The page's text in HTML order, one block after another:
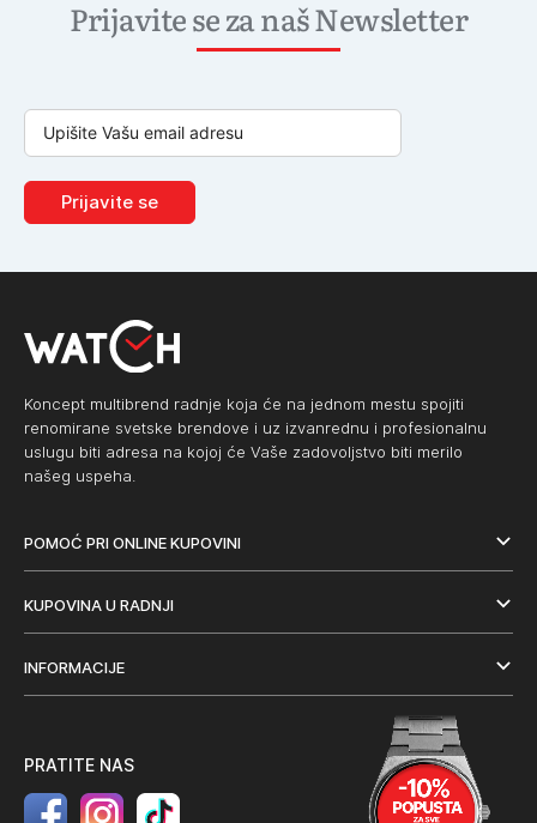
Prijavite se za naš Newsletter
Prijavite se
Koncept multibrend radnje koja će na jednom mestu spojiti
renomirane svetske brendove i uz izvanrednu i profesionalnu
uslugu biti adresa na kojoj će Vaše zadovoljstvo biti merilo
našeg uspeha.
POMOĆ PRI ONLINE KUPOVINI
KUPOVINA U RADNJI
INFORMACIJE
PRATITE NAS